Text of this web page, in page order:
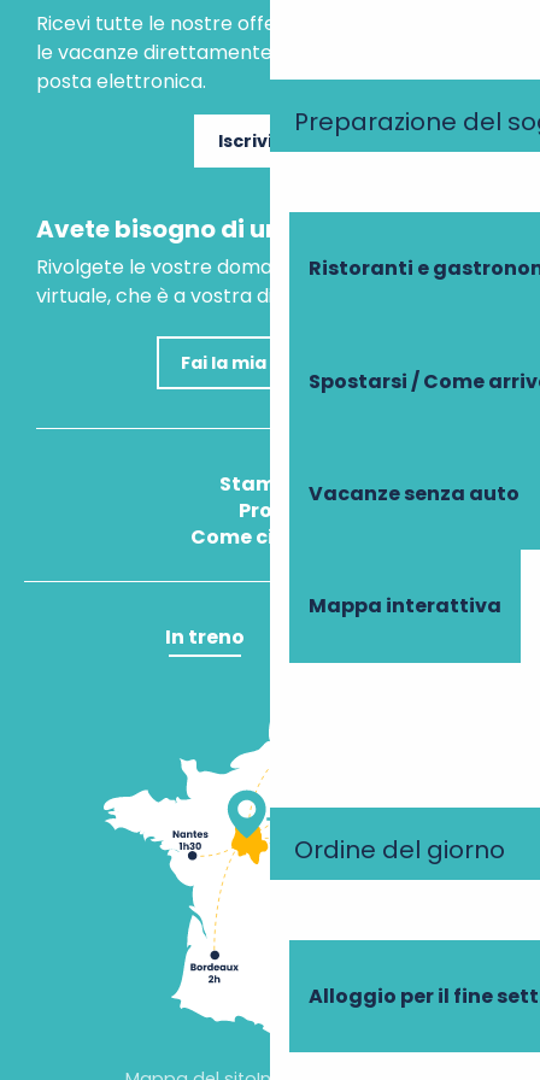
Preparazione del
Ristoranti e
Spostarsi / Come
Vacanze senza auto
Mappa interattiva
Ordine del giorno
Alloggio per il fine
Ricevi tutte le nostre offerte speciali e le idee per
le vacanze direttamente nella tua casella di
posta elettronica.
Iscriviti ora
Avete bisogno di un consiglio?
Rivolgete le vostre domande al nostro assistente
virtuale, che è a vostra disposizione per aiutarvi.
Fai la mia domanda
Stampa
Pros
Come ci arrivo?
In treno